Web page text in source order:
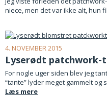
niece, men det var ikke alt, hun
4. NOVEMBER 2015
Lyserødt patchwork-
For nogle uger siden blev jeg
“tante” lyder meget gammelt og
Læs mere